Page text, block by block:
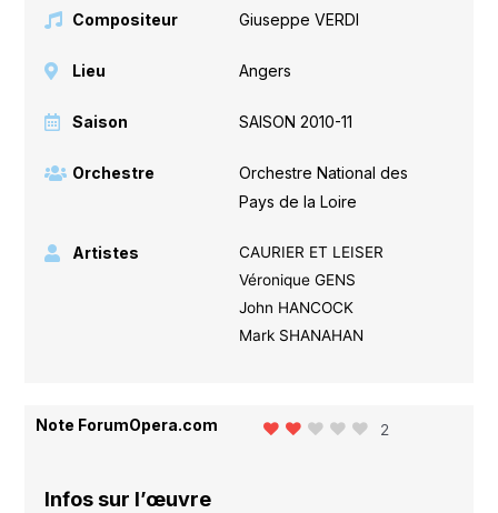
Compositeur Giuseppe VERDI
Lieu Angers
Saison SAISON 2010-11
Orchestre
Orchestre National des
Pays de la Loire
Artistes
CAURIER ET LEISER
Véronique GENS
John HANCOCK
Mark SHANAHAN
Note ForumOpera.com 2
Infos sur l’œuvre